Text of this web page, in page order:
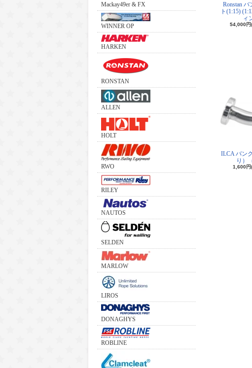
Mackay49er & FX
WINNER OP
HARKEN
RONSTAN
ALLEN
HOLT
RWO
RILEY
NAUTOS
SELDEN
MARLOW
LIROS
DONAGHYS
ROBLINE
Ronstan
ト(1:15)
ィ
54,000円
ILCA バン
り）
1,600円